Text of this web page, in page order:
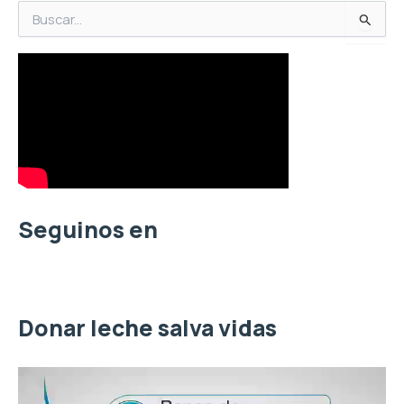
u
s
r
:
Seguinos en
Donar leche salva vidas